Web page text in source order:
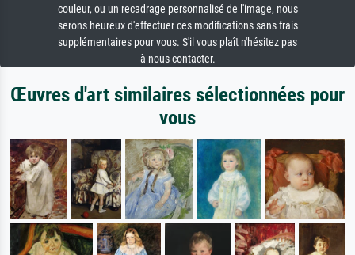
couleur, ou un recadrage personnalisé de l'image, nous
serons heureux d'effectuer ces modifications sans frais
supplémentaires pour vous. S'il vous plaît n'hésitez pas
à nous contacter.
Œuvres d'art similaires sélectionnées pour
vous